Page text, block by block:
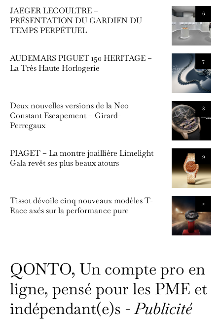
6
JAEGER LECOULTRE –
PRÉSENTATION DU GARDIEN DU
TEMPS PERPÉTUEL
7
AUDEMARS PIGUET 150 HERITAGE –
La Très Haute Horlogerie
8
Deux nouvelles versions de la Neo
Constant Escapement – Girard-
Perregaux
9
PIAGET – La montre joaillière Limelight
Gala revêt ses plus beaux atours
10
Tissot dévoile cinq nouveaux modèles T-
Race axés sur la performance pure
QONTO, Un compte pro en
ligne, pensé pour les PME et
indépendant(e)s -Publicité